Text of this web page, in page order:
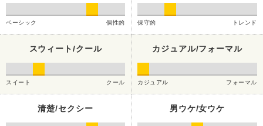
ベーシック 個性的 保守的 トレンド
スウィート/クール
スイート クール
カジュアル/フォーマル
カジュアル フォーマル
清楚/セクシー 男ウケ/女ウケ